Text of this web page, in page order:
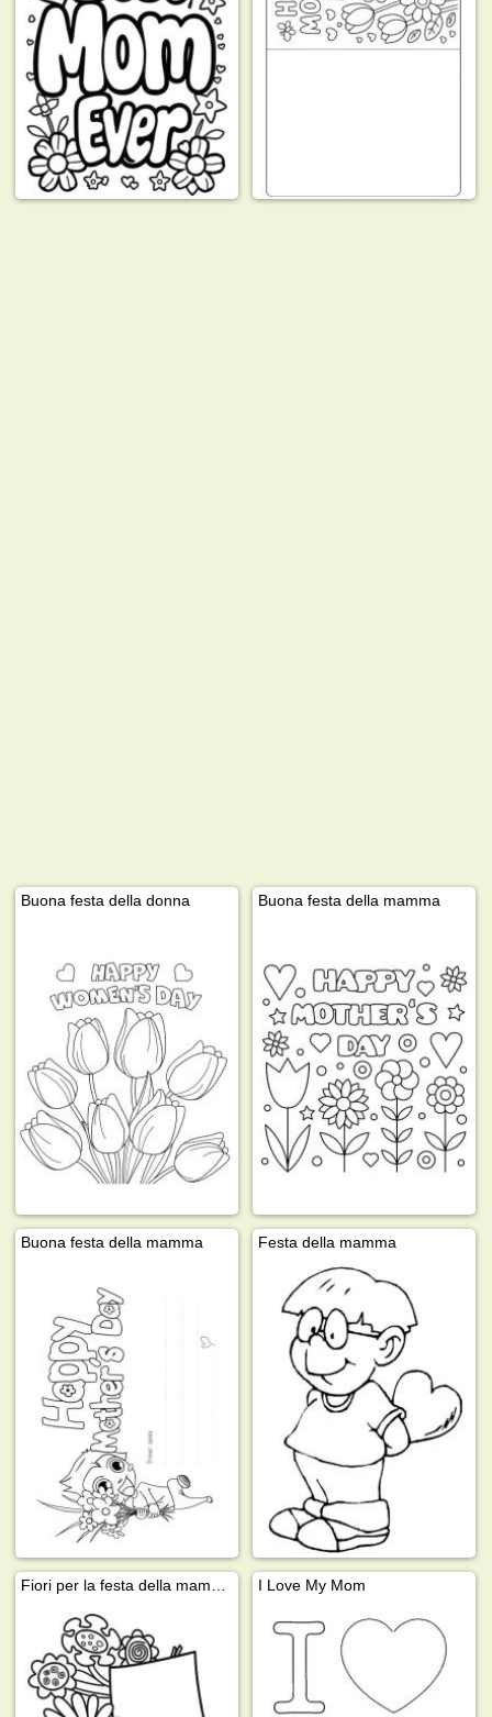
Buona festa della donna Buona festa della mamma
Buona festa della mamma Festa della mamma
I Love My Mom